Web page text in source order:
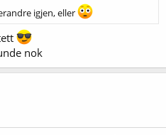
igjen, eller
nok